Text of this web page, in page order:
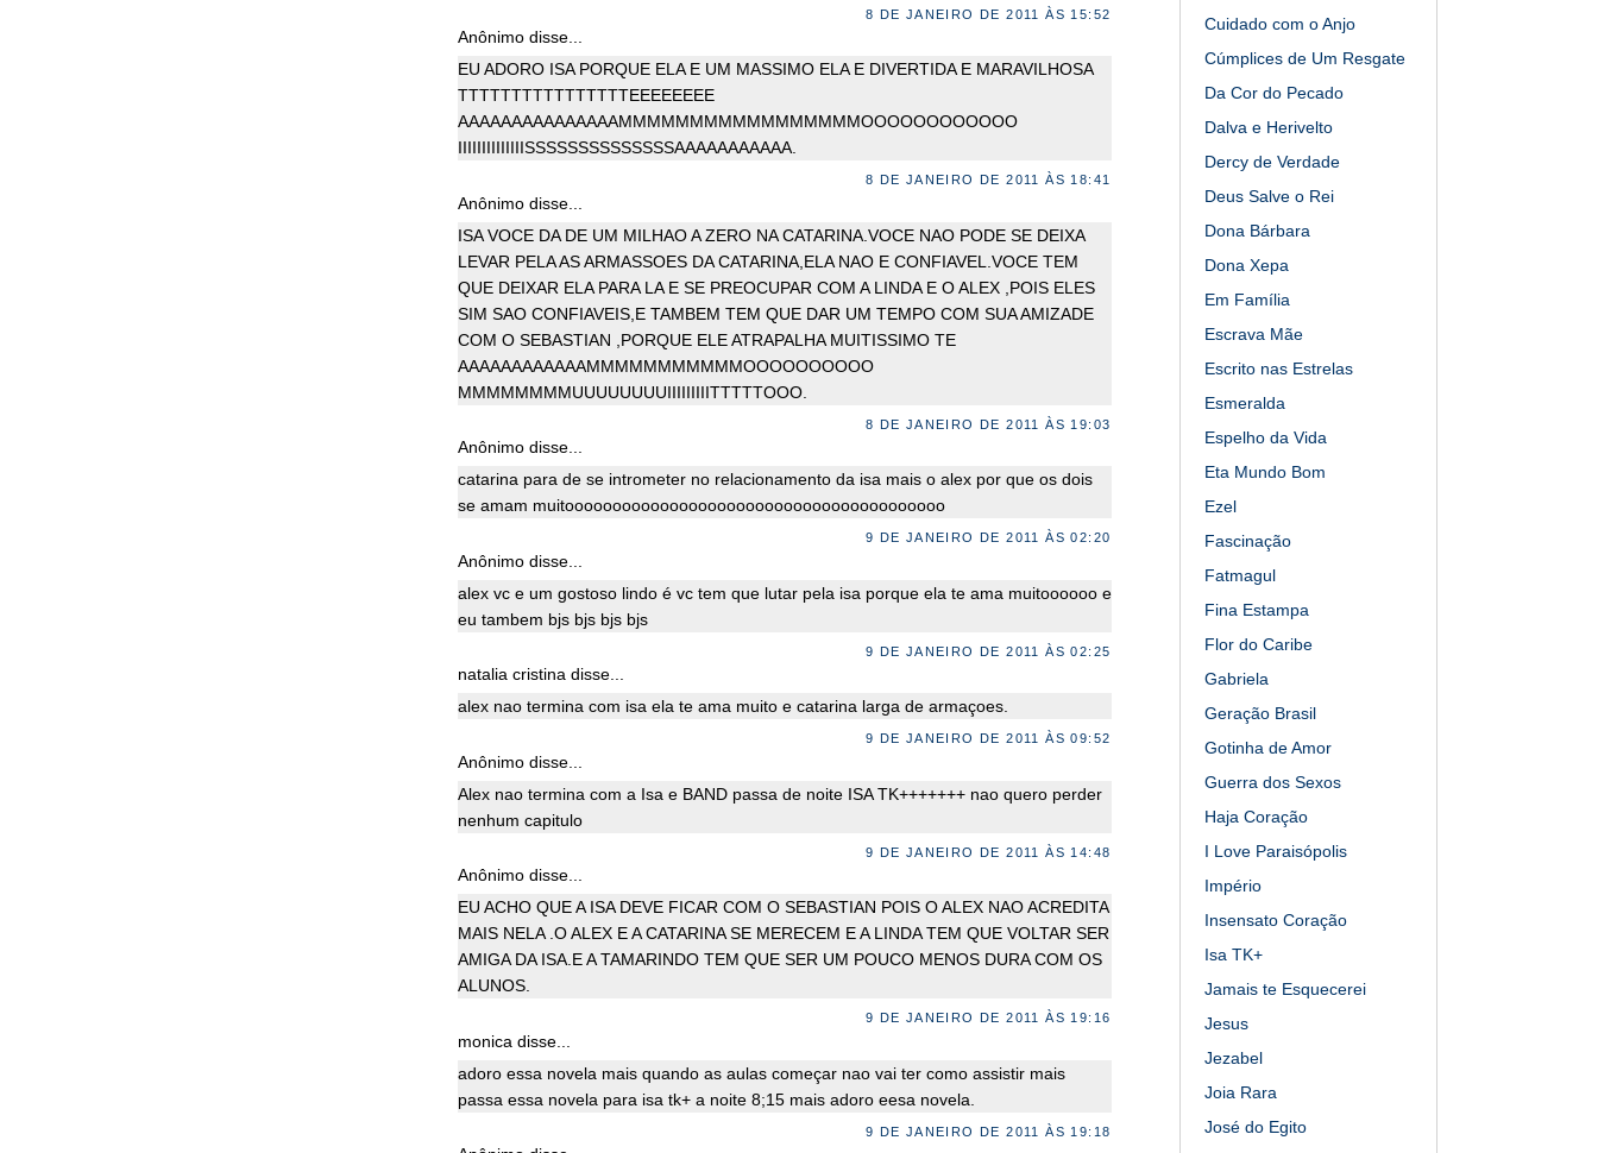
8 DE JANEIRO DE 2011 ÀS 15:52
Anônimo disse...
EU ADORO ISA PORQUE ELA E UM MASSIMO ELA E DIVERTIDA E MARAVILHOSA
TTTTTTTTTTTTTTTTEEEEEEEE
AAAAAAAAAAAAAAAMMMMMMMMMMMMMMMMMOOOOOOOOOOOO
IIIIIIIIIIIIIISSSSSSSSSSSSSSAAAAAAAAAAA.
8 DE JANEIRO DE 2011 ÀS 18:41
Anônimo disse...
ISA VOCE DA DE UM MILHAO A ZERO NA CATARINA.VOCE NAO PODE SE DEIXA
LEVAR PELA AS ARMASSOES DA CATARINA,ELA NAO E CONFIAVEL.VOCE TEM
QUE DEIXAR ELA PARA LA E SE PREOCUPAR COM A LINDA E O ALEX ,POIS ELES
SIM SAO CONFIAVEIS,E TAMBEM TEM QUE DAR UM TEMPO COM SUA AMIZADE
COM O SEBASTIAN ,PORQUE ELE ATRAPALHA MUITISSIMO TE
AAAAAAAAAAAAMMMMMMMMMMMOOOOOOOOOO
MMMMMMMMUUUUUUUUIIIIIIIIITTTTTOOO.
8 DE JANEIRO DE 2011 ÀS 19:03
Anônimo disse...
catarina para de se intrometer no relacionamento da isa mais o alex por que os dois
se amam muitoooooooooooooooooooooooooooooooooooooooo
9 DE JANEIRO DE 2011 ÀS 02:20
Anônimo disse...
alex vc e um gostoso lindo é vc tem que lutar pela isa porque ela te ama muitoooooo e
eu tambem bjs bjs bjs bjs
9 DE JANEIRO DE 2011 ÀS 02:25
natalia cristina disse...
alex nao termina com isa ela te ama muito e catarina larga de armaçoes.
9 DE JANEIRO DE 2011 ÀS 09:52
Anônimo disse...
Alex nao termina com a Isa e BAND passa de noite ISA TK+++++++ nao quero perder
nenhum capitulo
9 DE JANEIRO DE 2011 ÀS 14:48
Anônimo disse...
EU ACHO QUE A ISA DEVE FICAR COM O SEBASTIAN POIS O ALEX NAO ACREDITA
MAIS NELA .O ALEX E A CATARINA SE MERECEM E A LINDA TEM QUE VOLTAR SER
AMIGA DA ISA.E A TAMARINDO TEM QUE SER UM POUCO MENOS DURA COM OS
ALUNOS.
9 DE JANEIRO DE 2011 ÀS 19:16
monica disse...
adoro essa novela mais quando as aulas começar nao vai ter como assistir mais
passa essa novela para isa tk+ a noite 8;15 mais adoro eesa novela.
9 DE JANEIRO DE 2011 ÀS 19:18
Cuidado com o Anjo
Cúmplices de Um Resgate
Da Cor do Pecado
Dalva e Herivelto
Dercy de Verdade
Deus Salve o Rei
Dona Bárbara
Dona Xepa
Em Família
Escrava Mãe
Escrito nas Estrelas
Esmeralda
Espelho da Vida
Eta Mundo Bom
Ezel
Fascinação
Fatmagul
Fina Estampa
Flor do Caribe
Gabriela
Geração Brasil
Gotinha de Amor
Guerra dos Sexos
Haja Coração
I Love Paraisópolis
Império
Insensato Coração
Isa TK+
Jamais te Esquecerei
Jesus
Jezabel
Joia Rara
José do Egito